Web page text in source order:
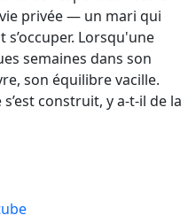
privée — un mari qui
s’occuper. Lorsqu'une
semaines dans son
son équilibre vacille.
construit, y a-t-il de la